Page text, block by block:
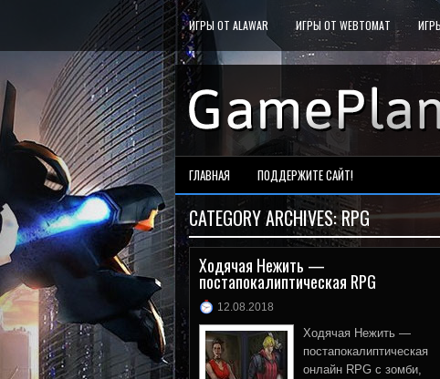
ИГРЫ ОТ ALAWAR ИГРЫ ОТ WEBTOMAT
ГЛАВНАЯ ПОДДЕРЖИТЕ САЙТ!
CATEGORY ARCHIVES:RPG
Ходячая Нежить —
постапокалиптическая RPG
12.08.2018
Ходячая Нежить —
постапокалиптическая
онлайн RPG с зомби,